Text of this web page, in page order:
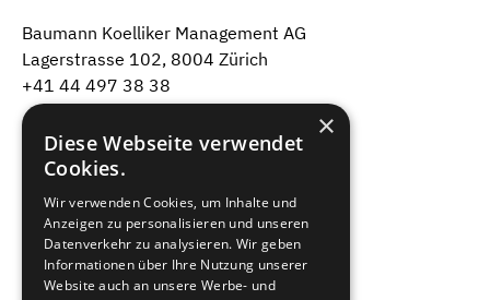
Baumann Koelliker Management AG
Lagerstrasse 102, 8004 Zürich
+41 44 497 38 38
Über uns
Unsere Firmen
Dienstleistungen
Jobs & Karriere
×
Diese Webseite verwendet
Cookies.
Wir verwenden Cookies, um Inhalte und
Anzeigen zu personalisieren und unseren
Datenverkehr zu analysieren. Wir geben
Informationen über Ihre Nutzung unserer
Website auch an unsere Werbe- und